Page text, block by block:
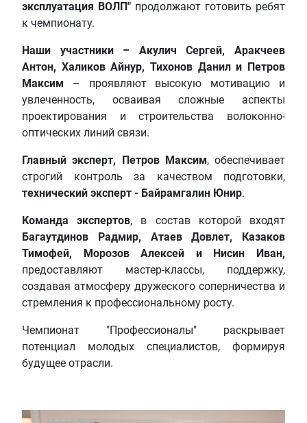
эксплуатация ВОЛП" продолжают готовить ребят
к чемпионату.
Наши участники – Акулич Сергей, Аракчеев
Антон, Халиков Айнур, Тихонов Данил и Петров
Максим – проявляют высокую мотивацию и
увлеченность, осваивая сложные аспекты
проектирования и строительства волоконно-
оптических линий связи.
Главный эксперт, Петров Максим, обеспечивает
строгий контроль за качеством подготовки,
технический эксперт - Байрамгалин Юнир.
Команда экспертов, в состав которой входят
Багаутдинов Радмир, Атаев Довлет, Казаков
Тимофей, Морозов Алексей и Нисин Иван,
предоставляют мастер-классы, поддержку,
создавая атмосферу дружеского соперничества и
стремления к профессиональному росту.
Чемпионат "Профессионалы" раскрывает
потенциал молодых специалистов, формируя
будущее отрасли.